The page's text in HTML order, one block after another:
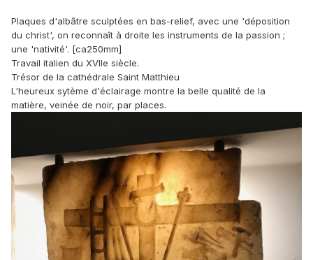
Plaques d'albâtre sculptées en bas-relief, avec une 'déposition
du christ', on reconnaît à droite les instruments de la passion ;
une 'nativité'. [ca250mm]
Travail italien du XVIIe siècle.
Trésor de la cathédrale Saint Matthieu
L'heureux sytème d'éclairage montre la belle qualité de la
matière, veinée de noir, par places.